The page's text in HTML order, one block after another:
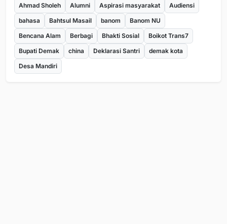
Ahmad Sholeh
Alumni Aspirasi masyarakat
Audiensi
bahasa
Bahtsul Masail banom
Banom NU
Bencana Alam
Berbagi Bhakti Sosial
Boikot Trans7
Bupati Demak
china Deklarasi Santri
demak kota
Desa Mandiri